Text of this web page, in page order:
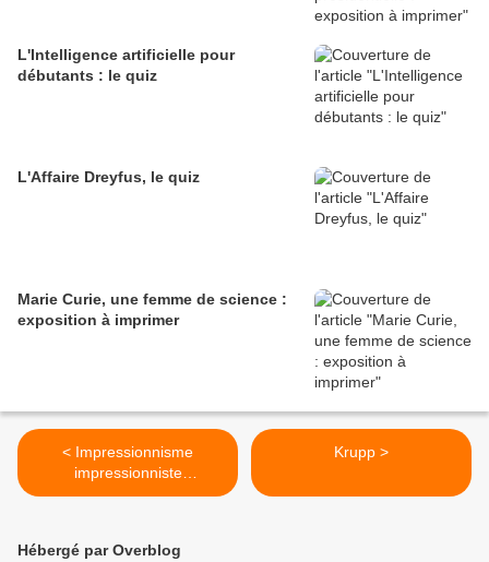
L'Intelligence artificielle pour
débutants : le quiz
L'Affaire Dreyfus, le quiz
Marie Curie, une femme de science :
exposition à imprimer
< Impressionnisme
impressionniste
impressionnistes Exposition
Krupp >
Hébergé par Overblog